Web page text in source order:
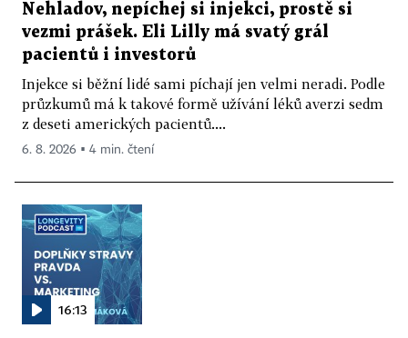
Nehladov, nepíchej si injekci, prostě si
vezmi prášek. Eli Lilly má svatý grál
pacientů i investorů
Injekce si běžní lidé sami píchají jen velmi neradi. Podle
průzkumů má k takové formě užívání léků averzi sedm
z deseti amerických pacientů....
6. 8. 2026 ▪ 4 min. čtení
16:13